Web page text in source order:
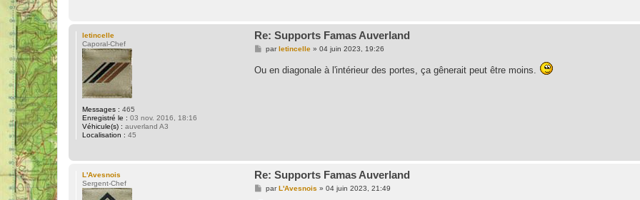
letincelle
Caporal-Chef
Messages : 465
Enregistré le : 03 nov. 2016, 18:16
Véhicule(s) : auverland A3
Localisation : 45
Re: Supports Famas Auverland
M
s
parletincelle» 04 juin 2023, 19:26
Ou en diagonale à l'intérieur des portes, ça gênerait peut être moins.
L'Avesnois
Sergent-Chef
Re: Supports Famas Auverland
MparL'Avesnois » 04 juin 2023, 21:49